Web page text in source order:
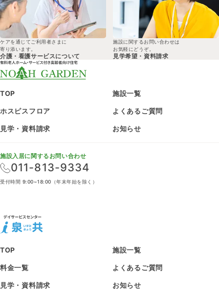
ケアを通じてご利用者さまに
寄り添います。
介護・看護サービスについて
施設に関するお問い合わせは
お気軽にどうぞ。
見学希望・ 資料請求
TOP 施設一覧
ホスピスフロア よくあるご質問
見学・資料請求 お知らせ
TOP 施設一覧
料金一覧 よくあるご質問
見学・資料請求 お知らせ
施設入居に関するお問い合わせ
011-813-9334
受付時間 9:00~18:00（年末年始を除く）